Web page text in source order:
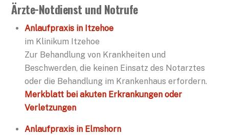
Ärzte-Notdienst und Notrufe
Anlaufpraxis in Itzehoe
im Klinikum Itzehoe
Zur Behandlung von Krankheiten und
Beschwerden, die keinen Einsatz des Notarztes
oder die Behandlung im Krankenhaus erfordern.
Merkblatt bei akuten Erkrankungen oder
Verletzungen
Anlaufpraxis in Elmshorn